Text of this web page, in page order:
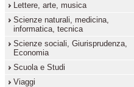
Lettere, arte, musica
Scienze naturali, medicina,
informatica, tecnica
Scienze sociali, Giurisprudenza,
Economia
Scuola e Studi
Viaggi